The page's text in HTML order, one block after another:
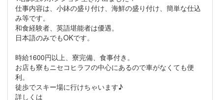
仕事内容は、小鉢の盛り付け、海鮮の盛り付け、簡単な仕込
み等です。
和食経験者、英語堪能者は優遇。
日本語のみでもOKです。
時給1600円以上、寮完備、食事付き。
お店も寮もニセコヒラフの中心にあるので車がなくても便
利。
徒歩でスキー場に行けちゃいます♪
詳しくは